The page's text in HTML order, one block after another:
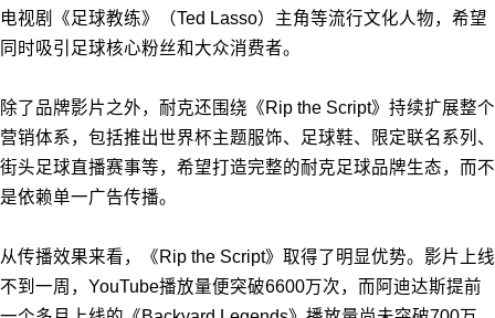
电视剧《足球教练》（Ted Lasso）主角等流行文化人物，希望
同时吸引足球核心粉丝和大众消费者。
除了品牌影片之外，耐克还围绕《Rip the Script》持续扩展整个
营销体系，包括推出世界杯主题服饰、足球鞋、限定联名系列、
街头足球直播赛事等，希望打造完整的耐克足球品牌生态，而不
是依赖单一广告传播。
从传播效果来看，《Rip the Script》取得了明显优势。影片上线
不到一周，YouTube播放量便突破6600万次，而阿迪达斯提前